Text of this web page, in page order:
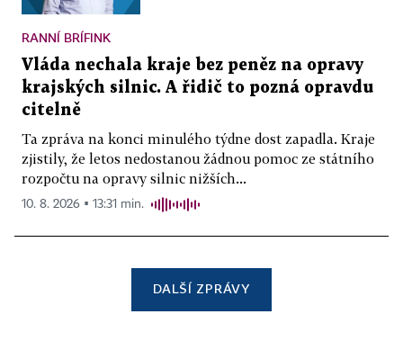
RANNÍ BRÍFINK
Vláda nechala kraje bez peněz na opravy
krajských silnic. A řidič to pozná opravdu
citelně
Ta zpráva na konci minulého týdne dost zapadla. Kraje
zjistily, že letos nedostanou žádnou pomoc ze státního
rozpočtu na opravy silnic nižších...
10. 8. 2026 ▪ 13:31 min.
DALŠÍ ZPRÁVY